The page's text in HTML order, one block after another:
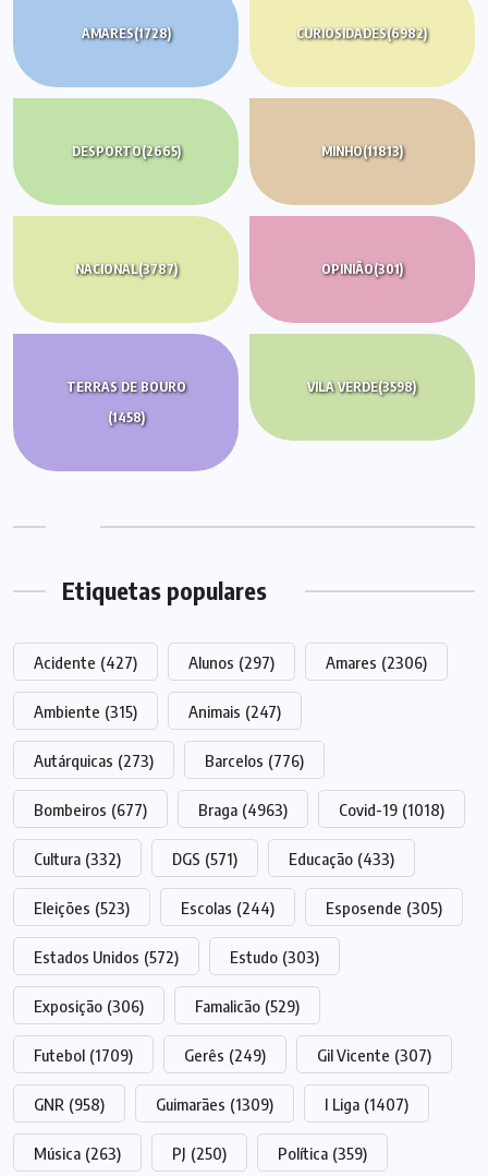
AMARES(1728) CURIOSIDADES(6982)
DESPORTO(2665) MINHO(11813)
NACIONAL(3787) OPINIÃO(301)
TERRAS DE BOURO
(1458)
VILA VERDE(3598)
Etiquetas populares
Acidente (427) Alunos (297) Amares (2306)
Ambiente (315) Animais (247)
Autárquicas (273) Barcelos (776)
Bombeiros (677) Braga (4963) Covid-19 (1018)
Cultura (332) DGS (571) Educação (433)
Eleições (523) Escolas (244) Esposende (305)
Estados Unidos (572) Estudo (303)
Exposição (306) Famalicão (529)
Futebol (1709) Gerês (249) Gil Vicente (307)
GNR (958) Guimarães (1309) I Liga (1407)
Música (263) PJ (250) Política (359)